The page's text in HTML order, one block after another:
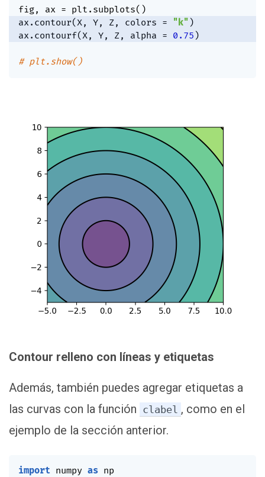
fig, ax = plt . subplots( )
ax . contour(X, Y, Z, colors = "k" )
ax . contourf(X, Y, Z, alpha = 0.75 )
# plt.show()
Contour relleno con líneas y etiquetas
Además, también puedes agregar etiquetas a
las curvas con la función clabel , como en el
ejemplo de la sección anterior.
import numpy as